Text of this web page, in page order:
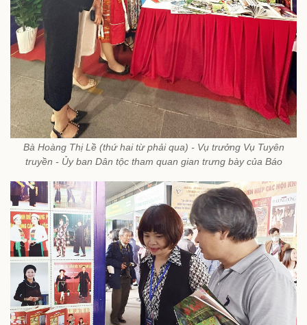
Bà Hoàng Thị Lề (thứ hai từ phải qua) - Vụ trưởng Vụ Tuyên
truyền - Ủy ban Dân tộc tham quan gian trưng bày của Báo